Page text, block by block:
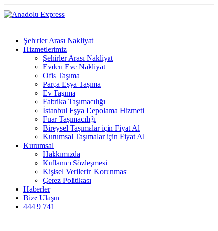
Şehirler Arası Nakliyat
Hizmetlerimiz
Şehirler Arası Nakliyat
Evden Eve Nakliyat
Ofis Taşıma
Parça Eşya Taşıma
Ev Taşıma
Fabrika Taşımacılığı
İstanbul Eşya Depolama Hizmeti
Fuar Taşımacılığı
Bireysel Taşımalar için Fiyat Al
Kurumsal Taşımalar için Fiyat Al
Kurumsal
Hakkımızda
Kullanıcı Sözleşmesi
Kişisel Verilerin Korunması
Çerez Politikası
Haberler
Bize Ulaşın
444 9 741